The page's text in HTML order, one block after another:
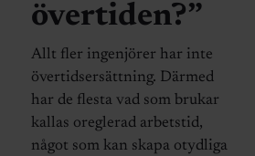
övertiden?”
Allt fler ingenjörer har inte
övertidsersättning. Därmed
har de flesta vad som brukar
kallas oreglerad arbetstid,
något som kan skapa otydliga